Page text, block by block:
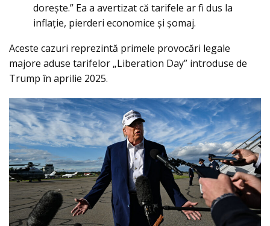
dorește.” Ea a avertizat că tarifele ar fi dus la
inflație, pierderi economice și șomaj.
Aceste cazuri reprezintă primele provocări legale
majore aduse tarifelor „Liberation Day” introduse de
Trump în aprilie 2025.